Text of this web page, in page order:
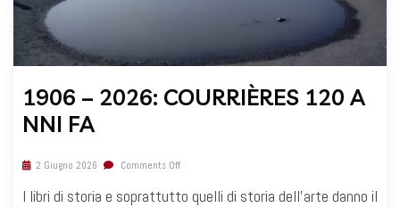
1906 – 2026: COURRIÈRES 120 A
NNI FA
2 Giugno 2026 Comments Off
I libri di storia e soprattutto quelli di storia dell’arte danno il